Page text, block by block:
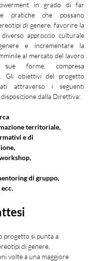
in grado di far
pratiche che possano
di genere, favorire la
approccio culturale
e incrementare la
al mercato del lavoro
forme, compresa
Gli obiettivi del progetto
attraverso i seguenti
dalla Direttiva:
territoriale,
e di
di gruppo,
progetto si punta a
di genere,
volte a una maggiore